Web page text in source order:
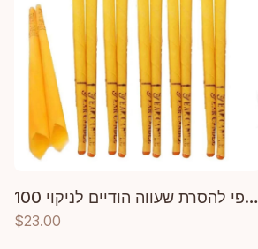
100 חתיכות נרות אוזניים הופי להסרת שעווה הודיים לניקוי
$23.00